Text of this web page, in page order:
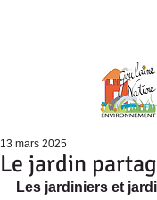
Le jardin
13 mars 2025
Les jardiniers et